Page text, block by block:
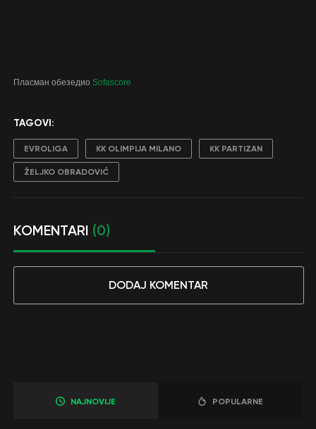
Пласман обезедио Sofascore
TAGOVI:
EVROLIGA KK OLIMPIJA MILANO KK PARTIZAN
ŽELJKO OBRADOVIĆ
KOMENTARI (0)
DODAJ KOMENTAR
NAJNOVIJE POPULARNE